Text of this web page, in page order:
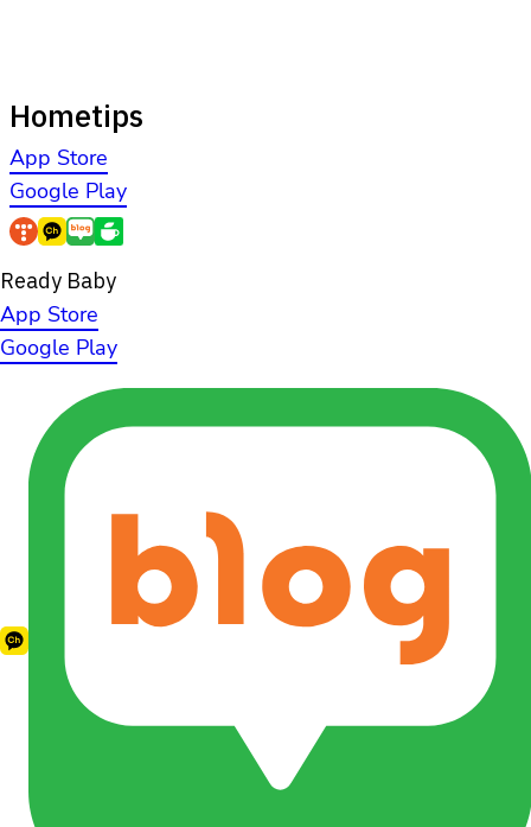
Hometips
App Store
Google Play
Ready Baby
App Store
Google Play